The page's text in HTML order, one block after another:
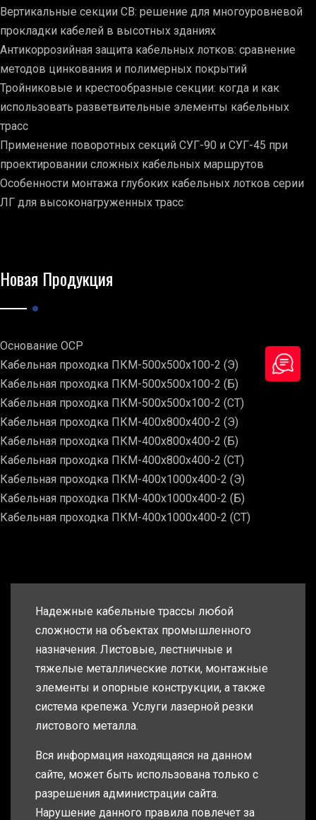
Вертикальные секции СВ: решение для многоуровневой
прокладки кабелей в высотных зданиях
Антикоррозийная защита кабельных лотков: сравнение
методов цинкования и полимерных покрытий
Тройниковые и крестообразные секции: когда и как
использовать разветвительные элементы кабельных
трасс
Применение поворотных секций СУГ-90 и СУГ-45 при
проектировании сложных кабельных маршрутов
Особенности монтажа глубоких кабельных лотков серии
ЛГ для высоконагруженных трасс
Новая Продукция
Основание ОСР
Кабельная проходка ПКМ-500х500х100-2 (Э)
Кабельная проходка ПКМ-500х500х100-2 (Б)
Кабельная проходка ПКМ-500х500х100-2 (СТ)
Кабельная проходка ПКМ-400х800х400-2 (Э)
Кабельная проходка ПКМ-400х800х400-2 (Б)
Кабельная проходка ПКМ-400х800х400-2 (СТ)
Кабельная проходка ПКМ-400х1000х400-2 (Э)
Кабельная проходка ПКМ-400х1000х400-2 (Б)
Кабельная проходка ПКМ-400х1000х400-2 (СТ)
Надежные кабельные трассы любой
сложности на объектах промышленного
назначения. Листовые, лестничные и
тяжелые металлические лотки, монтажные
элементы и опорные конструкции, а также
система крепежа. Услуги лазерной резки
листового металла.
Вся информация находящаяся на данном
сайте, может быть использована только с
разрешения администрации сайта.
Нарушение данного правила повлечет за